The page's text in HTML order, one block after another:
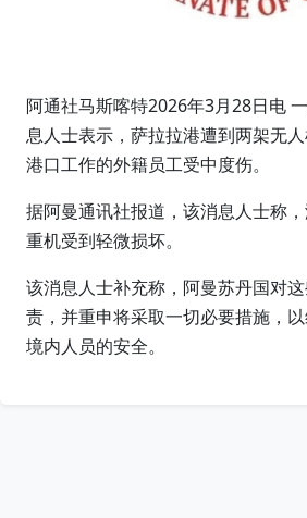
阿通社马斯喀特2026年3月28日电
息人士表示，萨拉拉港遭到两架无
港口工作的外籍员工受中度伤。
据阿曼通讯社报道，该消息人士称
重机受到轻微损坏。
该消息人士补充称，阿曼苏丹国对
责，并重申将采取一切必要措施，
境内人员的安全。